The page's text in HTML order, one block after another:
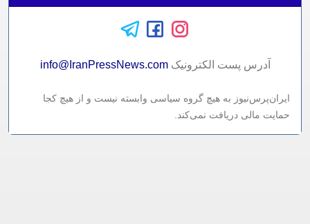
آدرس پست الکترونيکinfo@IranPressNews.com
ایران‌پرس‌نیوز به هیچ گروه سیاسی وابسته نیست و از هیچ کجا
حمایت مالی دریافت نمی‌کند.